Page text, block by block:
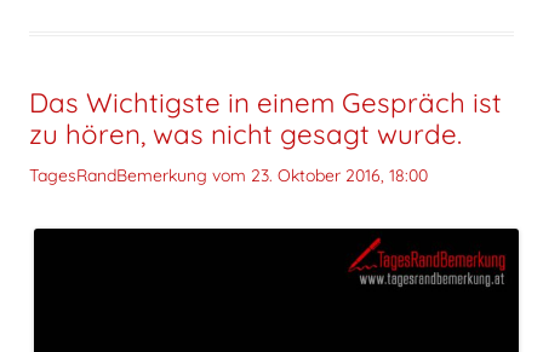
Das Wichtigste in einem Gespräch ist
zu hören, was nicht gesagt wurde.
TagesRandBemerkung vom 23. Oktober 2016, 18:00